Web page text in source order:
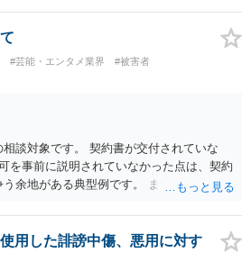
#芸能・エンタメ業界 #被害者
談対象です。 契約書が交付されていな
を事前に説明されていなかった点は、契約
余地がある典型例です。 まずは、運営と
また同時並行で（もしまだされていないの
明確化はしておくべきだと考えます。
用した誹謗中傷、悪用に対す